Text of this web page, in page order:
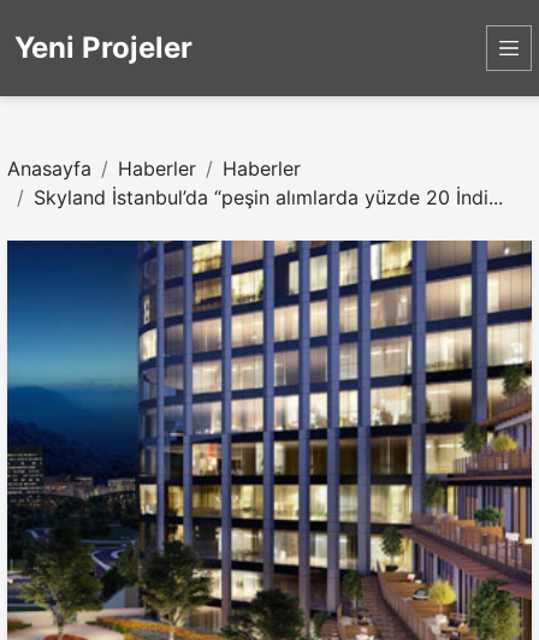
Yeni Projeler
Anasayfa Haberler
Haberler
Skyland İstanbul’da “peşin alımlarda yüzde 20 İndi...